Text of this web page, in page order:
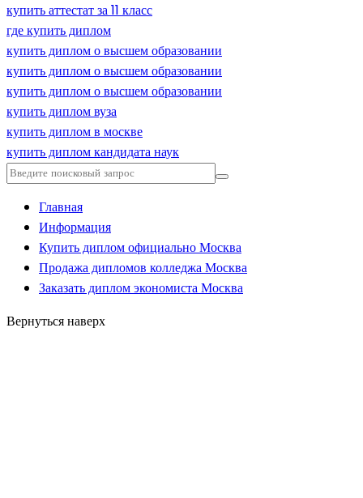
купить аттестат за 11 класс
где купить диплом
купить диплом о высшем образовании
купить диплом о высшем образовании
купить диплом о высшем образовании
купить диплом вуза
купить диплом в москве
купить диплом кандидата наук
Главная
Информация
Купить диплом официально Москва
Продажа дипломов колледжа Москва
Заказать диплом экономиста Москва
Вернуться наверх